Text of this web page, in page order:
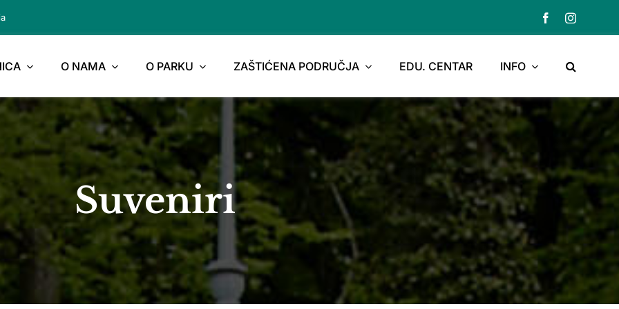
O NAMA O PARKU ZAŠTIĆENA PODRUČJA EDU. CENTAR INFO
Suveniri